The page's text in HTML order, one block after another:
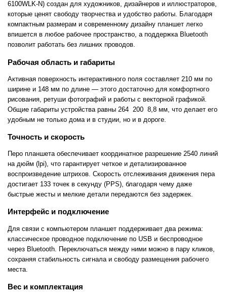
6100WLK-N) создан для художников, дизайнеров и иллюстраторов,
которые ценят свободу творчества и удобство работы. Благодаря
компактным размерам и современному дизайну планшет легко
впишется в любое рабочее пространство, а поддержка Bluetooth
позволит работать без лишних проводов.
Рабочая область и габариты
Активная поверхность интерактивного поля составляет 210 мм по
ширине и 148 мм по длине — этого достаточно для комфортного
рисования, ретуши фотографий и работы с векторной графикой.
Общие габариты устройства равны 264 200 8,8 мм, что делает его
удобным не только дома и в студии, но и в дороге.
Точность и скорость
Перо планшета обеспечивает координатное разрешение 2540 линий
на дюйм (lpi), что гарантирует четкое и детализированное
воспроизведение штрихов. Скорость отслеживания движения пера
достигает 133 точек в секунду (PPS), благодаря чему даже
быстрые жесты и мелкие детали передаются без задержек.
Интерфейс и подключение
Для связи с компьютером планшет поддерживает два режима:
классическое проводное подключение по USB и беспроводное
через Bluetooth. Переключаться между ними можно в пару кликов,
сохраняя стабильность сигнала и свободу размещения рабочего
места.
Вес и комплектация